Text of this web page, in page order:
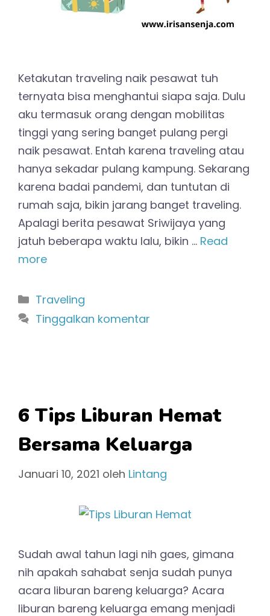
Ketakutan traveling naik pesawat tuh
ternyata bisa menghantui siapa saja. Dulu
aku termasuk orang dengan mobilitas
tinggi yang sering banget pulang pergi
naik pesawat. Entah karena traveling atau
hanya sekadar pulang kampung. Sekarang
karena badai pandemi, dan tuntutan di
rumah saja, bikin jarang banget traveling.
Apalagi berita pesawat Sriwijaya yang
jatuh beberapa waktu lalu, bikin … Read
more
Kategori
Traveling
Tinggalkan komentar
6 Tips Liburan Hemat
Bersama Keluarga
Januari 10, 2021 oleh Lintang
Sudah awal tahun lagi nih gaes, gimana
nih apakah sahabat senja sudah punya
acara liburan bareng keluarga? Acara
liburan bareng keluarga emang menjadi